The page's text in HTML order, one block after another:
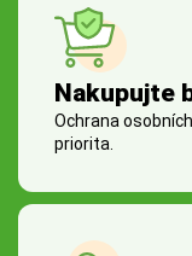
Nakupujte
Ochrana
priorita.